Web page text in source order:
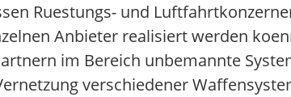
Ruestungs- und
Anbieter realisiert werden
im Bereich unbemannte
verschiedener